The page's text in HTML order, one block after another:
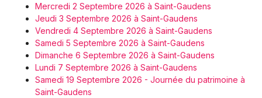
Mercredi 2 Septembre 2026 à Saint-Gaudens
Jeudi 3 Septembre 2026 à Saint-Gaudens
Vendredi 4 Septembre 2026 à Saint-Gaudens
Samedi 5 Septembre 2026 à Saint-Gaudens
Dimanche 6 Septembre 2026 à Saint-Gaudens
Lundi 7 Septembre 2026 à Saint-Gaudens
Samedi 19 Septembre 2026 - Journée du patrimoine à
Saint-Gaudens